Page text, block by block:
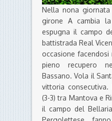
Nella nona
girone A cambia
espugna il campo
battistrada Real
occasione
pieno recupero
Bassano. Vola il
vittoria
(3-3) tra Mantova e
il campo del